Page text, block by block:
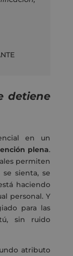
detiene
en un
plena.
permiten
sienta, se
haciendo
personal. Y
para las
sin ruido
atributo